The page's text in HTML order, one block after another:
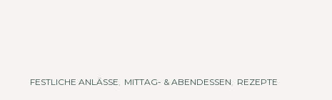
FESTLICHE ANLÄSSE, MITTAG- & ABENDESSEN, REZEPTE